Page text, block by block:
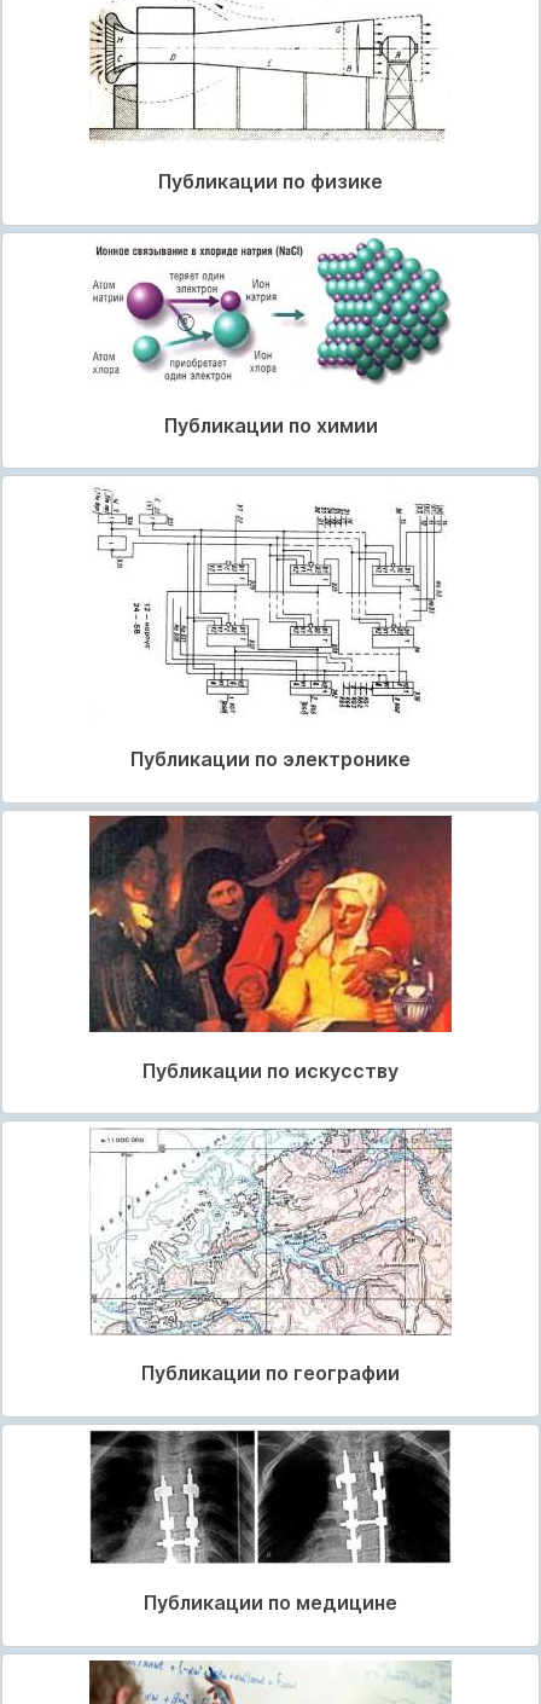
Публикации по физике
Публикации по химии
Публикации по электронике
Публикации по искусству
Публикации по географии
Публикации по медицине